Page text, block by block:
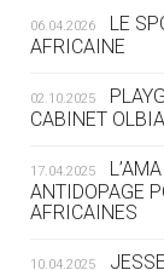
05.08
DES
LE
SE
06.04.2026
LE
AFRICAINE
02.10.2025
CABINET OLBIA
17.04.2025
ANTIDOPAGE
AFRICAINES
10.04.2025